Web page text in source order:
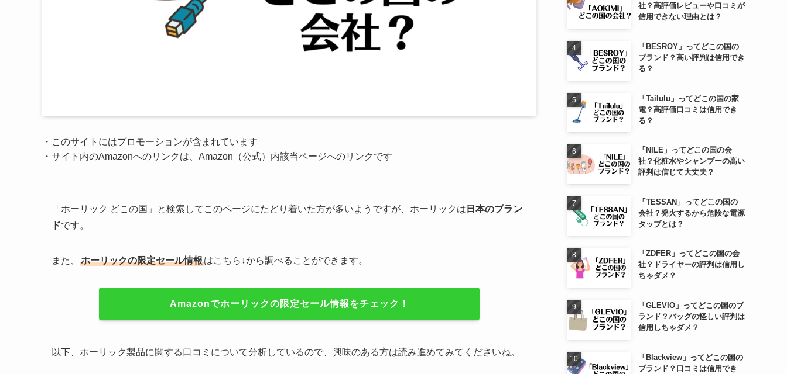
・このサイトにはプロモーションが含まれています
・サイト内のAmazonへのリンクは、Amazon（公式）内該当ページへのリンクです
「ホーリック どこの国」と検索してこのページにたどり着いた方が多いようですが、ホーリックは 日本のブラン
ドです。
また、 ホーリックの限定セール情報はこちら↓から調べることができます。
Amazonでホーリックの限定セール情報をチェック！
以下、ホーリック製品に関する口コミについて分析しているので、興味のある方は読み進めてみてくださいね。
社？高評価レビューや口コミが
信用できない理由とは？
「BESROY」ってどこの国の
ブランド？高い評判は信用でき
る？
「Tailulu」ってどこの国の家
電？高評価口コミは信用でき
る？
「NILE」ってどこの国の会
社？化粧水やシャンプーの高い
評判は信じて大丈夫？
「TESSAN」ってどこの国の
会社？発火するから危険な電源
タップとは？
「ZDFER」ってどこの国の会
社？ドライヤーの評判は信用し
ちゃダメ？
「GLEVIO」ってどこの国のブ
ランド？バッグの怪しい評判は
信用しちゃダメ？
「Blackview」ってどこの国の
ブランド？口コミは信用でき